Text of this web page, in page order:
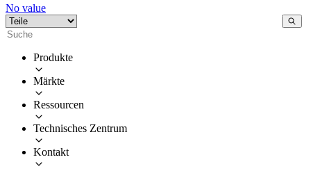
No value
Produkte
Märkte
Ressourcen
Technisches Zentrum
Kontakt